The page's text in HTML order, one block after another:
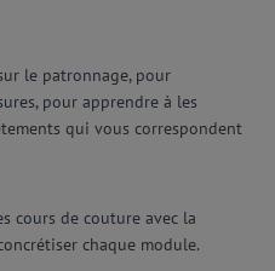
le patronnage, pour
pour apprendre à les
qui vous correspondent
cours de couture avec la
chaque module.